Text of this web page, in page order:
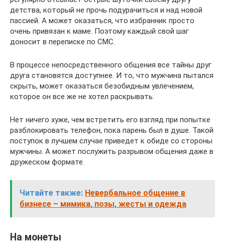
детства, который не прочь подурачиться и над новой
пассией. А может оказаться, что избранник просто
очень привязан к маме. Поэтому каждый свой шаг
доносит в переписке по СМС.
В процессе непосредственного общения все тайны друг
друга становятся доступнее. И то, что мужчина пытался
скрыть, может оказаться безобидным увлечением,
которое он все же не хотел раскрывать.
Нет ничего хуже, чем встретить его взгляд при попытке
разблокировать телефон, пока парень был в душе. Такой
поступок в лучшем случае приведет к обиде со стороны
мужчины. А может послужить разрывом общения даже в
дружеском формате.
Читайте также: Невербальное общение в
бизнесе – мимика, позы, жесты и одежда
На монеты